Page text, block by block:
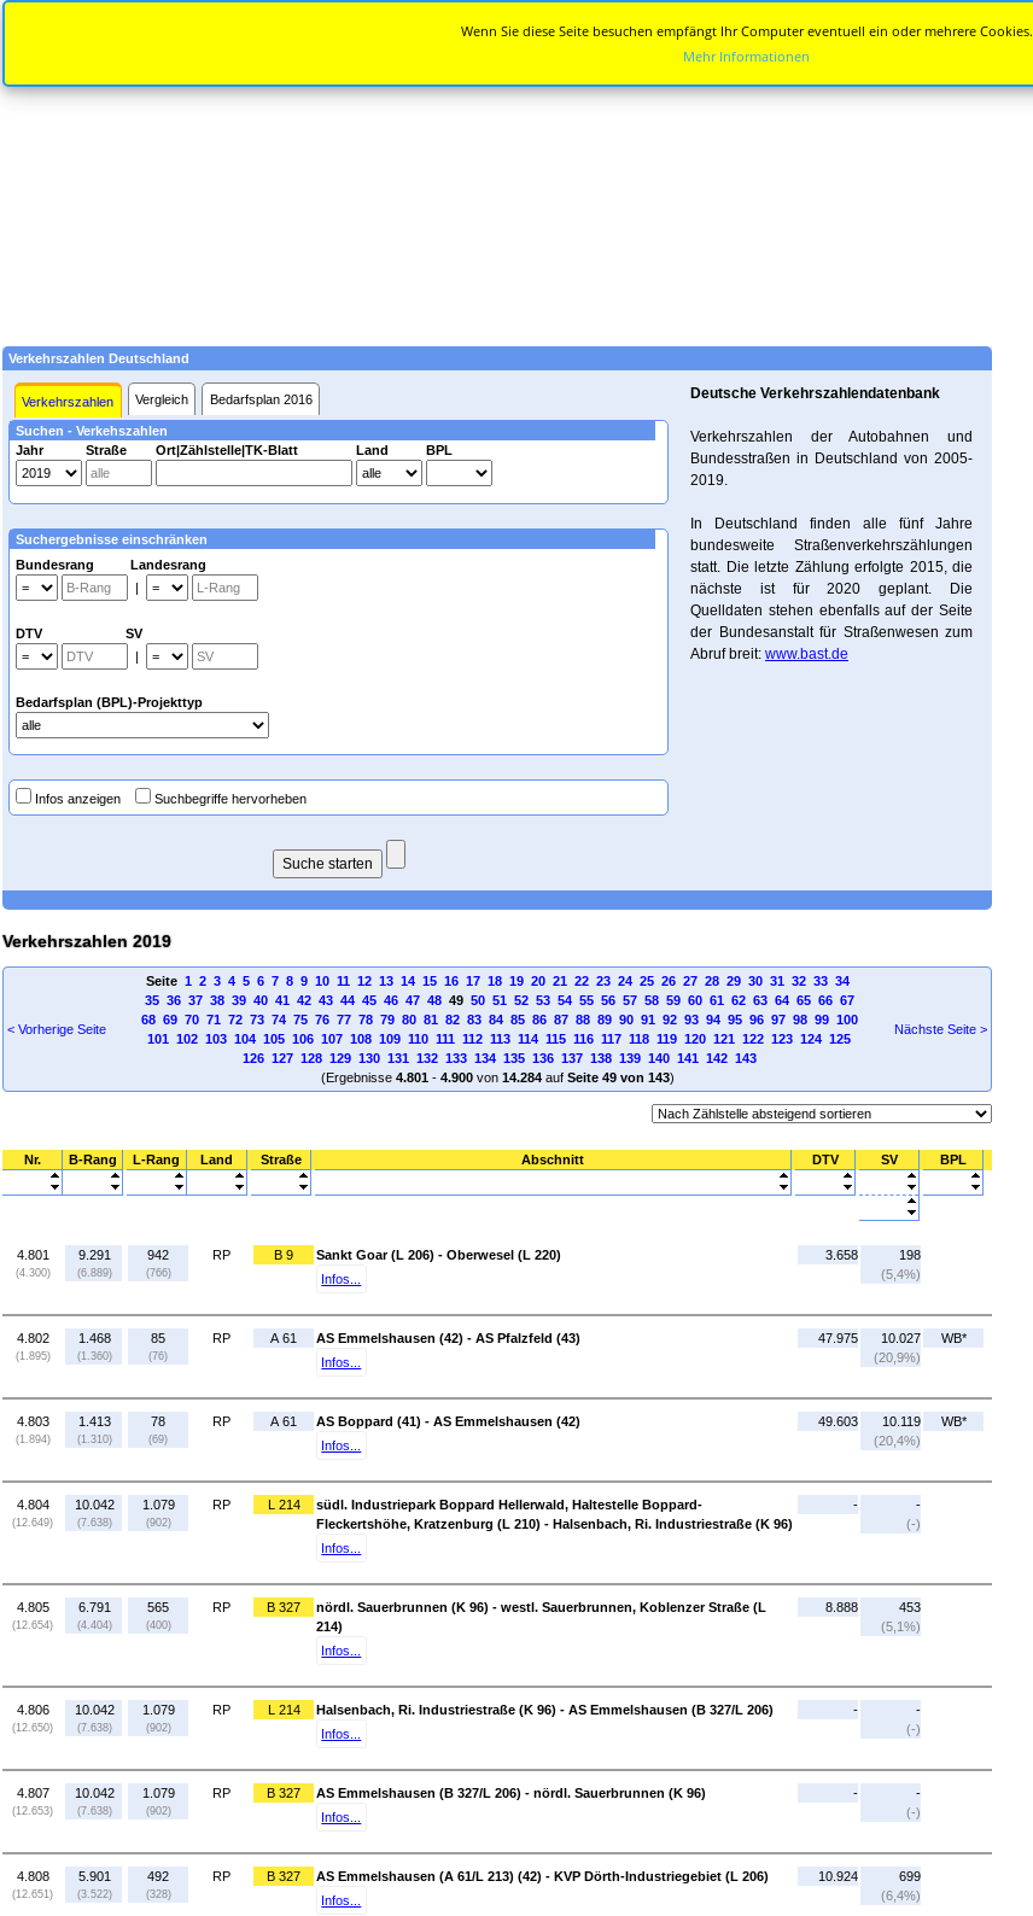
Verkehrszahlen Deutschland
Verkehrszahlen Vergleich Bedarfsplan 2016
Suchen - Verkehszahlen
Jahr
Straße Ort|Zählstelle|TK-Blatt Land BPL
Suchergebnisse einschränken
Bundesrang Landesrang
|
DTV SV
|
Bedarfsplan (BPL)-Projekttyp
Infos anzeigen Suchbegriffe hervorheben
Deutsche Verkehrszahlendatenbank
Verkehrszahlen der Autobahnen und
Bundesstraßen in Deutschland von 2005-
2019.
In Deutschland finden alle fünf Jahre
bundesweite Straßenverkehrszählungen
statt. Die letzte Zählung erfolgte 2015, die
nächste ist für 2020 geplant. Die
Quelldaten stehen ebenfalls auf der Seite
der Bundesanstalt für Straßenwesen zum
Abruf breit: www.bast.de
Verkehrszahlen 2019
< Vorherige Seite
Seite 1 2 3 4 5 6 7 8 9 10 11 12 13 14 15 16 17 18 19 20 21 22 23 24 25 26 27 28 29 30 31 32 33 34
35 36 37 38 39 40 41 42 43 44 45 46 47 4849 50 51 52 53 54 55 56 57 58 59 60 61 62 63 64 65 66 67
68 69 70 71 72 73 74 75 76 77 78 79 80 81 82 83 84 85 86 87 88 89 90 91 92 93 94 95 96 97 98 99 100
101 102 103 104 105 106 107 108 109 110 111 112 113 114 115 116 117 118 119 120 121 122 123 124 125
126 127 128 129 130 131 132 133 134 135 136 137 138 139 140 141 142 143
(Ergebnisse 4.801- 4.900von 14.284auf Seite 49 von 143)
Nächste Seite >
Nr. B-Rang L-Rang Land Straße Abschnitt DTV SV BPL
4.801
(4.300)
9.291
(6.889)
942
(766)
RP B 9
Sankt Goar (L 206) - Oberwesel (L 220)
Infos...
3.658
198
(5,4%)
4.802
(1.895)
1.468
(1.360)
85
(76)
RP A 61
AS Emmelshausen (42) - AS Pfalzfeld (43)
Infos...
47.975
10.027
(20,9%)
WB*
4.803
(1.894)
1.413
(1.310)
78
(69)
RP A 61
AS Boppard (41) - AS Emmelshausen (42)
Infos...
49.603
10.119
(20,4%)
WB*
4.804
(12.649)
10.042
(7.638)
1.079
(902)
RP L 214
südl. Industriepark Boppard Hellerwald, Haltestelle Boppard-
Fleckertshöhe, Kratzenburg (L 210) - Halsenbach, Ri. Industriestraße (K 96)
Infos...
-
-
(-)
4.805
(12.654)
6.791
(4.404)
565
(400)
RP B 327
nördl. Sauerbrunnen (K 96) - westl. Sauerbrunnen, Koblenzer Straße (L
214)
Infos...
8.888
453
(5,1%)
4.806
(12.650)
10.042
(7.638)
1.079
(902)
RP L 214
Halsenbach, Ri. Industriestraße (K 96) - AS Emmelshausen (B 327/L 206)
Infos...
-
-
(-)
4.807
(12.653)
10.042
(7.638)
1.079
(902)
RP B 327
AS Emmelshausen (B 327/L 206) - nördl. Sauerbrunnen (K 96)
Infos...
-
-
(-)
4.808
(12.651)
5.901
(3.522)
492
(328)
RP B 327
AS Emmelshausen (A 61/L 213) (42) - KVP Dörth-Industriegebiet (L 206)
Infos...
10.924
699
(6,4%)
Wenn Sie diese Seite besuchen empfängt Ihr Computer eventuell ein oder mehrere Cookies.
Mehr Informationen